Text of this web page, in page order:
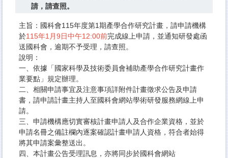
請，請查照。
主旨：​國科會115年度第1期產學合作研究計畫，請申請機構
於115年1月9日中午12:00前完成線上申請，並通知研發處函
送國科會，逾期不予受理，請查照。
說明：​
一、依據「國家科學及技術委員會補助產學合作研究計畫作
業要點」規定辦理。
二、相關申請事宜及注意事項詳附件計畫徵求公告及申請
書，請申請計畫主持人至國科會網站學術研發服務網線上申
請。
三、申請機構應切實審核計畫申請人及合作企業資格，並於
申請名冊之備註欄內逐案確認計畫申請人資格，符合者始得
將其申請案彙整送出。
四、本計畫公告受理訊息，亦將同步於國科會網站